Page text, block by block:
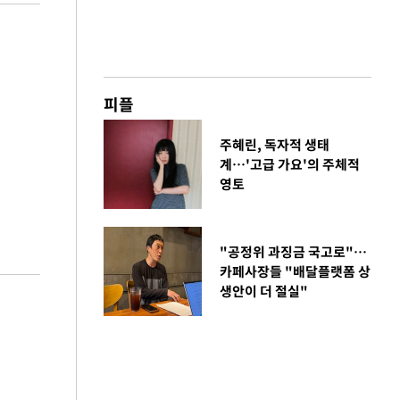
피플
주혜린, 독자적 생태
계…'고급 가요'의 주체적
영토
"공정위 과징금 국고로"…
카페사장들 "배달플랫폼 상
생안이 더 절실"